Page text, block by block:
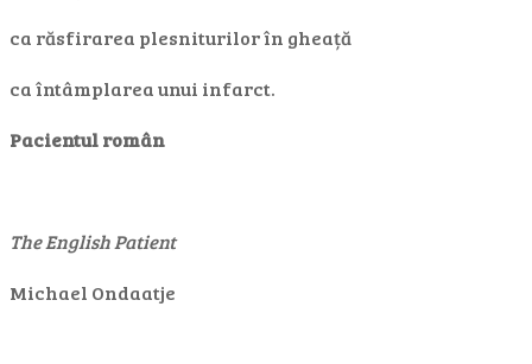
ca răsfirarea plesniturilor în gheață
ca întâmplarea unui infarct.
Pacientul român
The English Patient
Michael Ondaatje